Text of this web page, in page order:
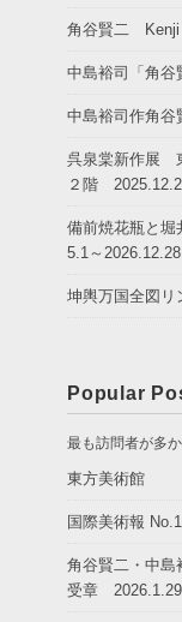
角谷賢二 Kenji
中島裕司「角谷
中島裕司作角谷
呉泉棠新作展
２階
備前焼花瓶と堀
5.1～2026.12.28.
坤輿万国全図リ
Popular
最も訪問者が多
東方美術館
国際美術報
角谷賢二・中島
受章 2026.1.29.